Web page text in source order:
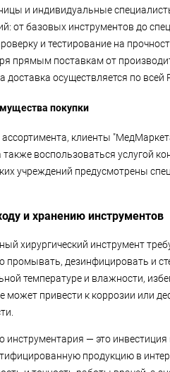
и индивидуальные
от базовых инструментов до
и тестирование на
прямым поставкам от
доставка осуществляется по всей
покупки
клиенты
также воспользоваться услугой
учреждений предусмотрены
и хранению инструментов
хирургический инструмент
промывать, дезинфицировать и
температуре и влажности,
может привести к коррозии или
инструментария — это
продукцию в